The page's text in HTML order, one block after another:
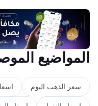
المواضيع
سعر الذهب اليوم